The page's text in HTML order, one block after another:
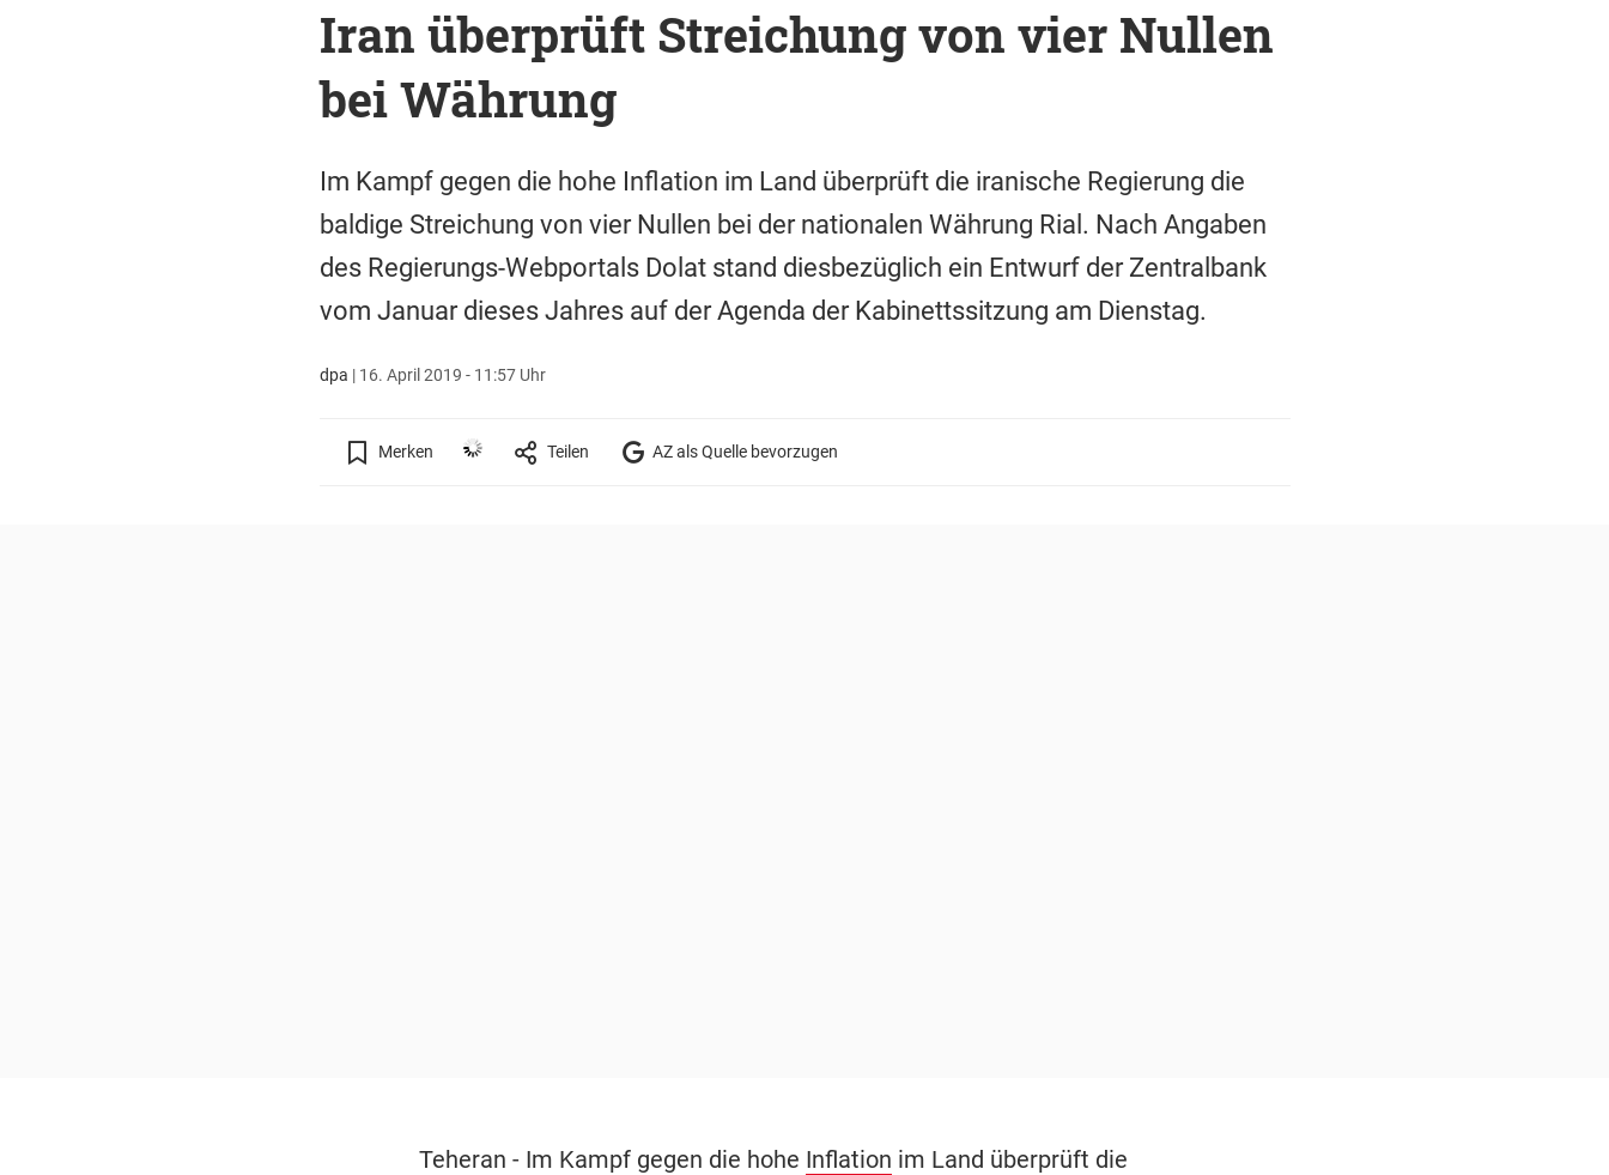
Iran überprüft Streichung von vier Nullen
bei Währung
Im Kampf gegen die hohe Inflation im Land überprüft die iranische Regierung die
baldige Streichung von vier Nullen bei der nationalen Währung Rial. Nach Angaben
des Regierungs-Webportals Dolat stand diesbezüglich ein Entwurf der Zentralbank
vom Januar dieses Jahres auf der Agenda der Kabinettssitzung am Dienstag.
dpa | 16. April 2019 - 11:57 Uhr
Merken Teilen AZ als Quelle bevorzugen
Teheran - Im Kampf gegen die hohe Inflation im Land überprüft die